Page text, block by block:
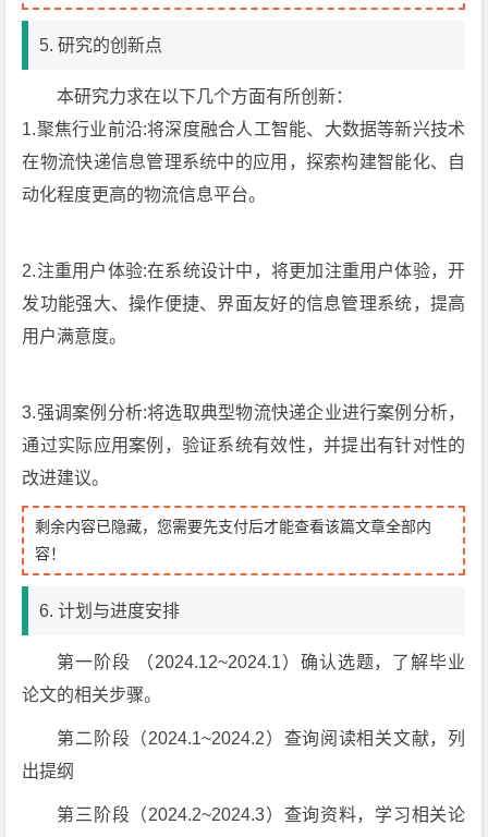
5. 研究的创新点
本研究力求在以下几个方面有所创新：
1.聚焦行业前沿:将深度融合人工智能、大数据等新兴技术
在物流快递信息管理系统中的应用，探索构建智能化、自
动化程度更高的物流信息平台。
2.注重用户体验:在系统设计中，将更加注重用户体验，开
发功能强大、操作便捷、界面友好的信息管理系统，提高
用户满意度。
3.强调案例分析:将选取典型物流快递企业进行案例分析，
通过实际应用案例，验证系统有效性，并提出有针对性的
改进建议。
剩余内容已隐藏，您需要先支付后才能查看该篇文章全部内
容！
6. 计划与进度安排
第一阶段 （2024.12~2024.1）确认选题，了解毕业
论文的相关步骤。
第二阶段（2024.1~2024.2）查询阅读相关文献，列
出提纲
第三阶段（2024.2~2024.3）查询资料，学习相关论